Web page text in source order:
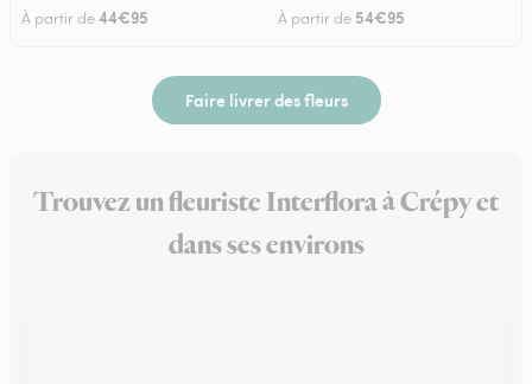
À partir de44€95 À partir de 54€95
Faire livrer des fleurs
Trouvez un fleuriste Interflora à Crépy et
dans ses environs